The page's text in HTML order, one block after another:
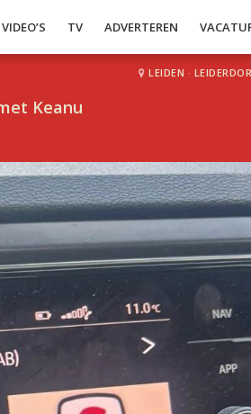
VIDEO’S TV ADVERTEREN
Keanu
LEIDEN ·